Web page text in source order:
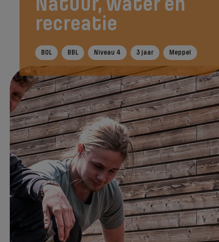
recreatie
BOL BBL Niveau 4 3 jaar Meppel
In het kort Tijdens je opleiding Na je
Direct aanmelden
Kies je voor de opleiding
opzichter/uitvoerder Natuur, water en
recreatie dan leer je veel over aanleg en
onderhoud van tuinen, parken, sportvelden
en ander groen van de natuur, bodem en